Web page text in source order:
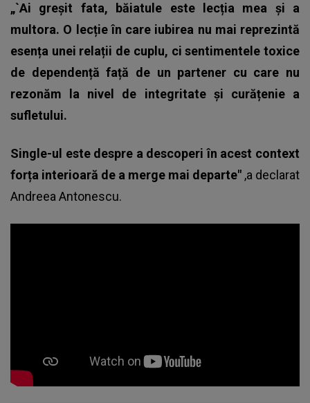
„`Ai greșit fata, băiatule este lecția mea și a
multora. O lecție în care iubirea nu mai reprezintă
esența unei relații de cuplu, ci sentimentele toxice
de dependență față de un partener cu care nu
rezonăm la nivel de integritate și curățenie a
sufletului.
Single-ul este despre a descoperi în acest context
forța interioară de a merge mai departe" ,a declarat
Andreea Antonescu.